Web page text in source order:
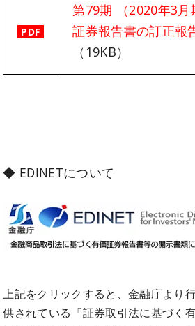
PDF
第79期 （2020年3月
証券報告書の訂正報
（19KB）
◆ EDINETについて
上記をクリックすると、金融庁より
供されている『証券取引法に基づく